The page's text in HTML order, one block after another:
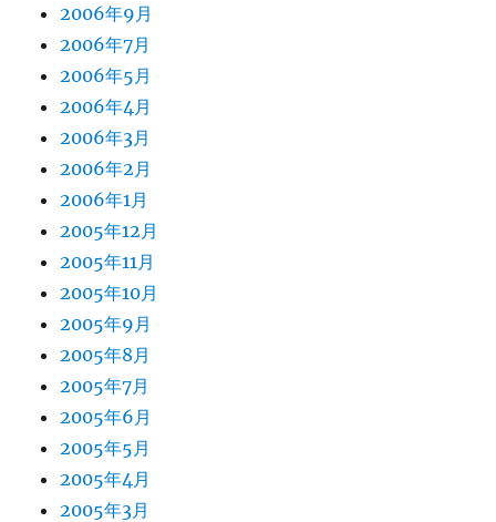
2006年9月
2006年7月
2006年5月
2006年4月
2006年3月
2006年2月
2006年1月
2005年12月
2005年11月
2005年10月
2005年9月
2005年8月
2005年7月
2005年6月
2005年5月
2005年4月
2005年3月